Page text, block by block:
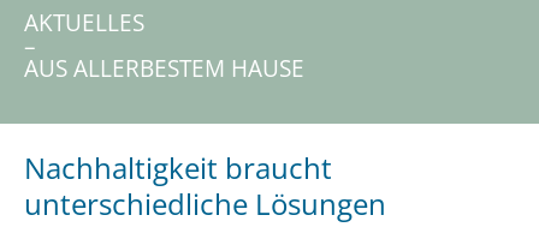
AKTUELLES
–
AUS ALLERBESTEM HAUSE
Nachhaltigkeit braucht
unterschiedliche Lösungen